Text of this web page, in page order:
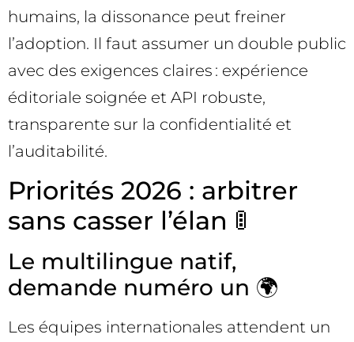
humains, la dissonance peut freiner
l’adoption. Il faut assumer un double public
avec des exigences claires : expérience
éditoriale soignée et API robuste,
transparente sur la confidentialité et
l’auditabilité.
Priorités 2026 : arbitrer
sans casser l’élan 🚦
Le multilingue natif,
demande numéro un 🌍
Les équipes internationales attendent un